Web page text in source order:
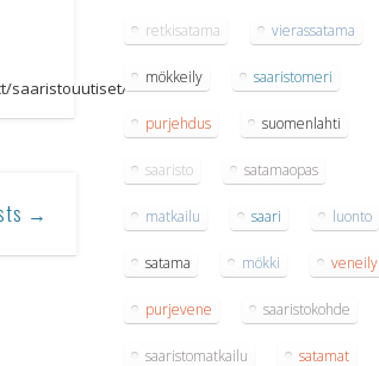
saaristouutiset/
→
retkisatama vierassatama
mökkeily saaristomeri
purjehdus suomenlahti
saaristo satamaopas
matkailu saari luonto
satama mökki veneily
purjevene saaristokohde
saaristomatkailu satamat